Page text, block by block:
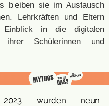
bleiben sie im Austausch
Lehrkräften und Eltern
in die digitalen
ihrer Schülerinnen und
2023 wurden neun